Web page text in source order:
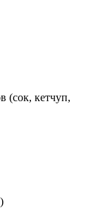
(сок, кетчуп,